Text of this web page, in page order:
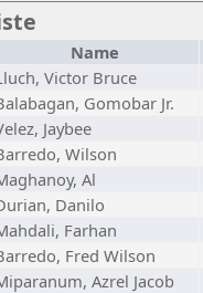
Name
Victor Bruce
Gomobar Jr.
Jaybee
Wilson
Al
Danilo
Farhan
Fred Wilson
Azrel Jacob